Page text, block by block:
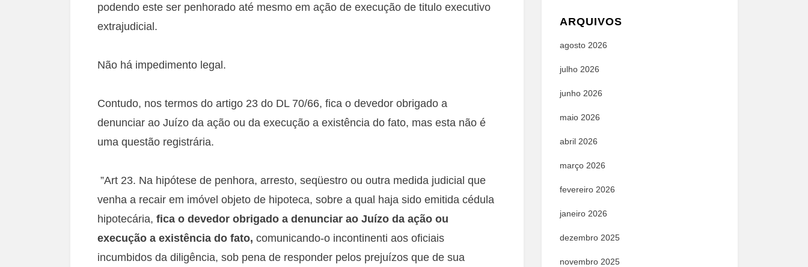
podendo este ser penhorado até mesmo em ação de execução de titulo executivo
extrajudicial.
Não há impedimento legal.
Contudo, nos termos do artigo 23 do DL 70/66, fica o devedor obrigado a
denunciar ao Juízo da ação ou da execução a existência do fato, mas esta não é
uma questão registrária.
”Art 23. Na hipótese de penhora, arresto, seqüestro ou outra medida judicial que
venha a recair em imóvel objeto de hipoteca, sobre a qual haja sido emitida cédula
hipotecária, fica o devedor obrigado a denunciar ao Juízo da ação ou
execução a existência do fato, comunicando-o incontinenti aos oficiais
incumbidos da diligência, sob pena de responder pelos prejuízos que de sua
ARQUIVOS
agosto 2026
julho 2026
junho 2026
maio 2026
abril 2026
março 2026
fevereiro 2026
janeiro 2026
dezembro 2025
novembro 2025